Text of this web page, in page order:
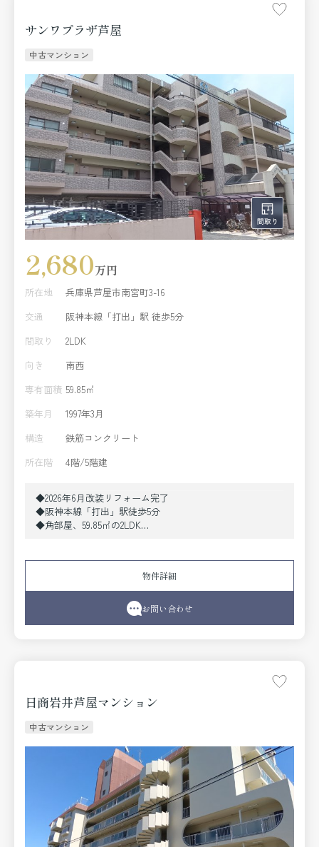
サンワプラザ芦屋
中古マンション
2,680万円
所在地
兵庫県芦屋市南宮町3-16
交通
阪神本線「打出」駅 徒歩5分
間取り
2LDK
向き
南西
専有面積 59.85㎡
築年月
1997年3月
構造
鉄筋コンクリート
所在階
4階/5階建
◆2026年6月改装リフォーム完了
◆阪神本線「打出」駅徒歩5分
◆角部屋、59.85㎡の2LDK
物件詳細
お問い合わせ
日商岩井芦屋マンション
中古マンション